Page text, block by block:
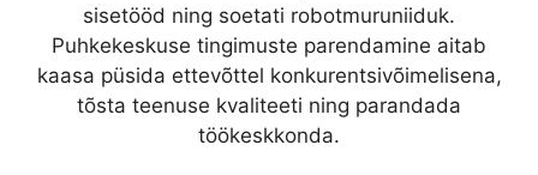
sisetööd ning soetati robotmuruniiduk.
Puhkekeskuse tingimuste parendamine aitab
kaasa püsida ettevõttel konkurentsivõimelisena,
tõsta teenuse kvaliteeti ning parandada
töökeskkonda.